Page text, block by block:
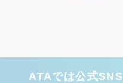
ATAでは公式